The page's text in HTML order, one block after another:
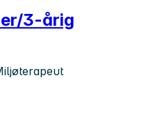
3-årig